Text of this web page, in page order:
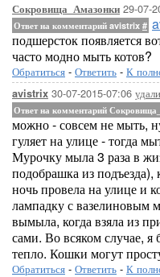
Сокровища_Амазонки 29-07-
Ответ на комментарий avistrix #
подшерсток появляется
часто модно мыть котов?
Обратиться - Ответить - К
avistrix 30-07-2015-07:06
Ответ на комментарий
можно - совсем не мыть,
гуляет на улице - тогда
Мурочку мыла 3 раза в
подобрашка из
ночь провела на улице и
лампадку с вазелиновым
вымыла, когда взяла из
сами. Во всяком случае, я
тепло. Кошки могут
Обратиться - Ответить - К